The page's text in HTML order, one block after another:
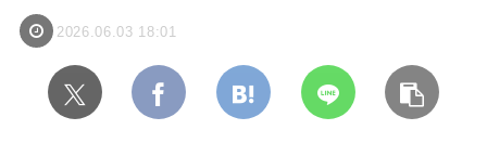
2026.06.03 18:01